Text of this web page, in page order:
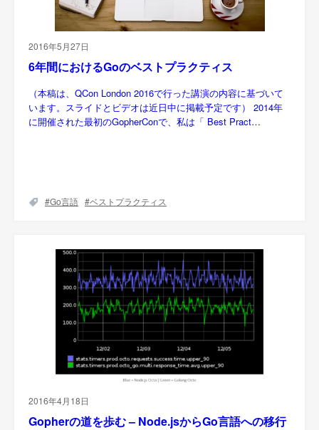
2016年5月27日
6年間におけるGoのベストプラクティス
（本稿は、QCon London 2016で行った講演の内容に基づいて
います。スライドとビデオは近日中に掲載予定です） 2014年
に開催された最初のGopherConで、私は「 Best Pract…
Go言語 ベストプラクティス
2016年4月18日
Gopherの道を歩む – Node.jsからGo言語への移行